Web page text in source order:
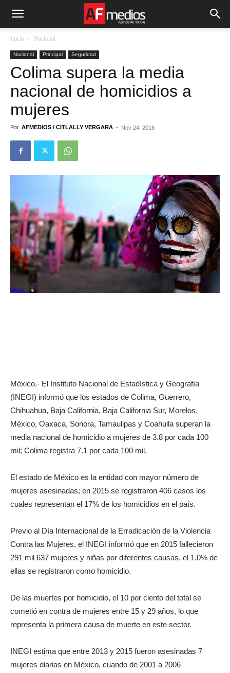
Inicio Nacional
Nacional Principal Seguridad
Colima supera la media
nacional de homicidios a
mujeres
Por AFMEDIOS / CITLALLY VERGARA - Nov 24, 2016
México.- El Instituto Nacional de Estadística y Geografía
(INEGI) informó que los estados de Colima, Guerrero,
Chihuahua, Baja California, Baja California Sur, Morelos,
México, Oaxaca, Sonora, Tamaulipas y Coahuila superan la
media nacional de homicidio a mujeres de 3.8 por cada 100
mil; Colima registra 7.1 por cada 100 mil.
El estado de México es la entidad con mayor número de
mujeres asesinadas; en 2015 se registraron 406 casos los
cuales representan el 17% de los homicidios en el país.
Previo al Día Internacional de la Erradicación de la Violencia
Contra las Mujeres, el INEGI informó que en 2015 fallecieron
291 mil 637 mujeres y niñas por diferentes causas, el 1.0% de
ellas se registraron como homicidio.
De las muertes por homicidio, el 10 por ciento del total se
cometió en contra de mujeres entre 15 y 29 años, lo que
representa la primera causa de muerte en este sector.
INEGI estima que entre 2013 y 2015 fueron asesinadas 7
mujeres diarias en México, cuando de 2001 a 2006